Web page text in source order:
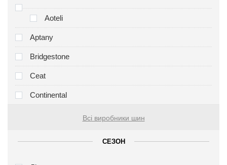
Aoteli
Aptany
Bridgestone
Ceat
Continental
Всі виробники шин
СЕЗОН